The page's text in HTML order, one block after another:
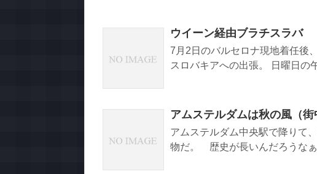
ウイーン経由ブラチスラバ
7月2日のバルセロナ現地着任後
スロバキアへの出張。 日曜日の
アムステルダムは秋の風（街
アムステルダム中央駅で降りて
物だ。 歴史が長いんだろうな